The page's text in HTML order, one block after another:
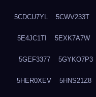
5CDCU7YL 5CWV233T
5E4JC1TI 5EXK7A7W
5GEF3377 5GYKO7P3
5HER0XEV 5HNS21Z8